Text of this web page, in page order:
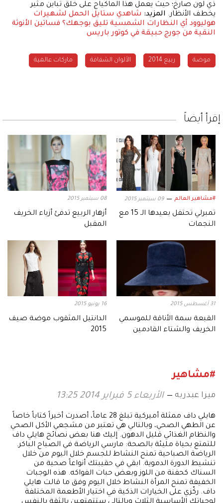
ذي لون صارخ؛ حيث يعمل هذا الماكياج على خلق تباين مثير
يخطف الأنظار. المزيد: شاهدي ستايل الحمل لشهيرات
هوليوود أي النظارات الشمسية تليق بوجهك؟ فساتين الأنوثة
النقية من جورج حبيقة في كوتور باريس
موضة ربيع 2014 الألوان الشفافة ماركات عالمية
إقرأ أيضاً
#مشاهير العالم 09 سبتمبر 2015
تمبرلي تحتفل بعيدها الـ 15 مع
النجمات
08 سبتمبر 2015
أزهار الربيع تدفئ أزياء الخريف
المقبل
31 أغسطس 2015
القبعة سمة الأناقة للموسمي
الخريف والشتاء القادمين
16 يونيو 2015
الدانتيل المثقوب موضة صيف
2015
#مشاهير
ميرا عبدربه الأربعاء 5 فبراير 2014 13:25
هايلي داف ممثلة أميركية تبلغ 28 عاماً، أصدرت أخيراً كتاباً خاصاً
عن الطهي الصحي، وبالتالي هي تعتبر من مشجعي الأكل الصحي
والنظام الغذائي قليل الدهون. إليك هنا بعض نصائح هايلي داف
للتمتع بحياة مليئة بالصحة: مارسي الرياضة في الصباح الباكر.
الرياضة الصباحية تمنح النشاط للجسم خلال اليوم من خلال
تنشيط الدورة الدموية. ابقي في حقيبتك أنواعاً صحية من
السناك كحفنة من اللوز وبعض حبات الفواكه. هذه الوجبات
الخفيفة تمنح المرأة النشاط خلال اليوم وفق ما قالت هايلي
داف. ركّزي على الخيارات الذكية في اختيار الأطعمة المختلفة